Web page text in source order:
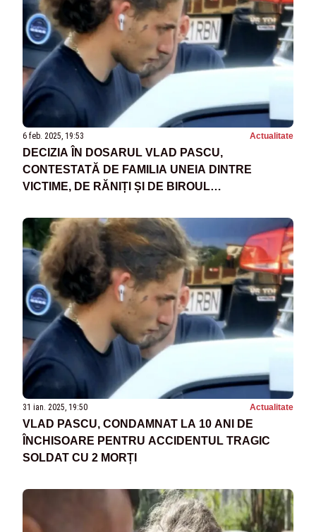
6 feb. 2025, 19:53 Actualitate
DECIZIA ÎN DOSARUL VLAD PASCU,
CONTESTATĂ DE FAMILIA UNEIA DINTRE
VICTIME, DE RĂNIȚI ȘI DE BIROUL
31 ian. 2025, 19:50 Actualitate
VLAD PASCU, CONDAMNAT LA 10 ANI DE
ÎNCHISOARE PENTRU ACCIDENTUL TRAGIC
SOLDAT CU 2 MORȚI